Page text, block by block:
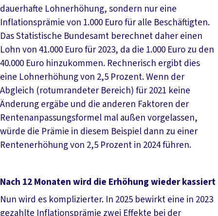
dauerhafte Lohnerhöhung, sondern nur eine
Inflationsprämie von 1.000 Euro für alle Beschäftigten.
Das Statistische Bundesamt berechnet daher einen
Lohn von 41.000 Euro für 2023, da die 1.000 Euro zu den
40.000 Euro hinzukommen. Rechnerisch ergibt dies
eine Lohnerhöhung von 2,5 Prozent. Wenn der
Abgleich (rotumrandeter Bereich) für 2021 keine
Änderung ergäbe und die anderen Faktoren der
Rentenanpassungsformel mal außen vorgelassen,
würde die Prämie in diesem Beispiel dann zu einer
Rentenerhöhung von 2,5 Prozent in 2024 führen.
Nach 12 Monaten wird die Erhöhung wieder kassiert
Nun wird es komplizierter. In 2025 bewirkt eine in 2023